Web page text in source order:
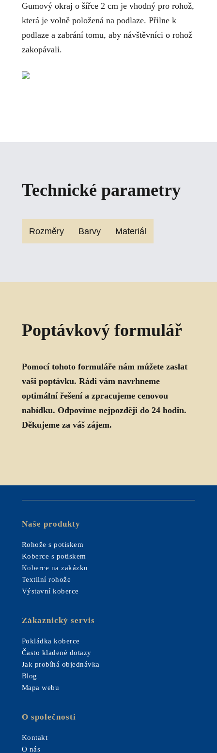
Gumový okraj o šířce 2 cm je vhodný pro rohož,
která je volně položená na podlaze. Přilne k
podlaze a zabrání tomu, aby návštěvníci o rohož
zakopávali.
Technické parametry
Rozměry Barvy Materiál
Poptávkový formulář
Pomocí tohoto formuláře nám můžete zaslat
vaši poptávku. Rádi vám navrhneme
optimální řešení a zpracujeme cenovou
nabídku. Odpovíme nejpozději do 24 hodin.
Děkujeme za váš zájem.
Naše produkty
Rohože s potiskem
Koberce s potiskem
Koberce na zakázku
Textilní rohože
Výstavní koberce
Zákaznický servis
Pokládka koberce
Často kladené dotazy
Jak probíhá objednávka
Blog
Mapa webu
O společnosti
Kontakt
O nás